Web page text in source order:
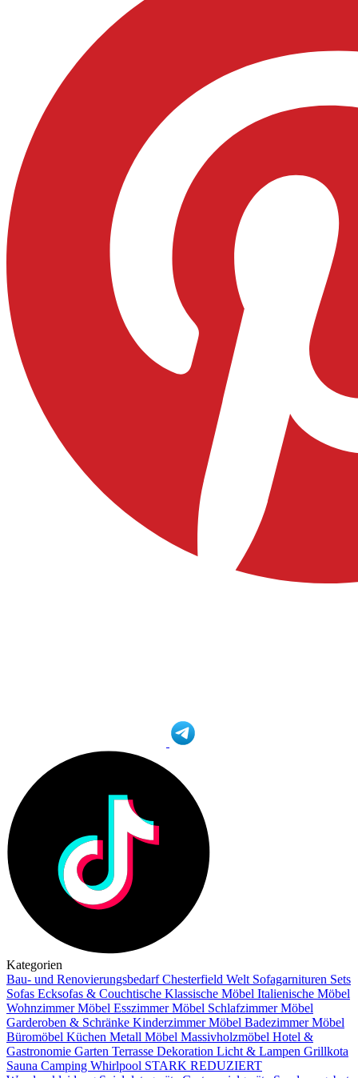
Kategorien
Bau- und RenovierungsbedarfChesterfield Welt Sofagarnituren Sets
Sofas Ecksofas & Couchtische Klassische Möbel Italienische Möbel
Wohnzimmer Möbel Esszimmer Möbel Schlafzimmer Möbel
Garderoben & Schränke Kinderzimmer Möbel Badezimmer Möbel
Büromöbel Küchen Metall Möbel Massivholzmöbel Hotel &
Gastronomie Garten Terrasse Dekoration Licht & Lampen Grillkota
Sauna Camping Whirlpool STARK REDUZIERT